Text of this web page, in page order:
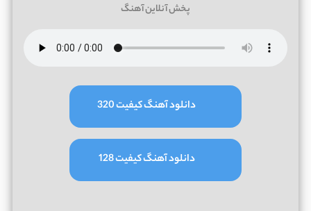
پخش آنلاین آهنگ
دانلود آهنگ کیفیت 320
دانلود آهنگ کیفیت 128